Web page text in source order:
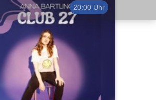
20:00 Uhr